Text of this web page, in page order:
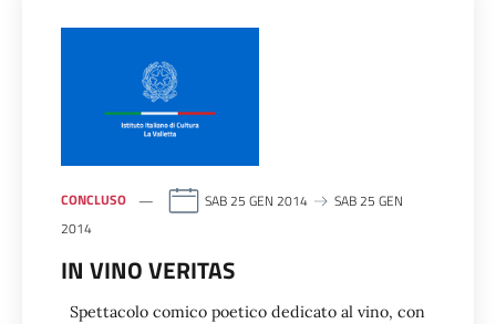
CONCLUSO SAB 25 GEN 2014
SAB 25 GEN
2014
IN VINO VERITAS
Spettacolo comico poetico dedicato al vino, con